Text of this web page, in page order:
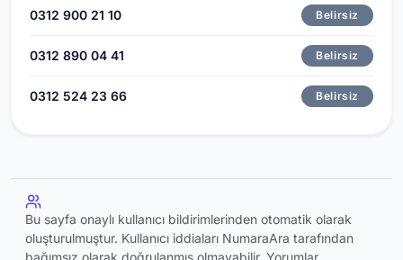
0312 900 21 10 Belirsiz
0312 890 04 41 Belirsiz
0312 524 23 66 Belirsiz
Bu sayfa onaylı kullanıcı bildirimlerinden otomatik olarak
oluşturulmuştur. Kullanıcı iddiaları NumaraAra tarafından
bağımsız olarak doğrulanmış olmayabilir. Yorumlar